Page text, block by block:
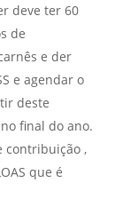
deve ter 60
de
e der
e agendar o
deste
final do ano.
contribuição ,
que é